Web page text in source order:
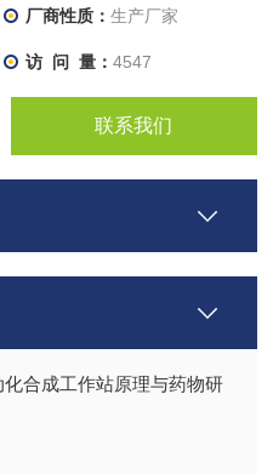
现高通量实参数优化，解放实
厂商性质： 生产厂家
访 问 量： 4547
联系我们
合成工作站原理与药物研